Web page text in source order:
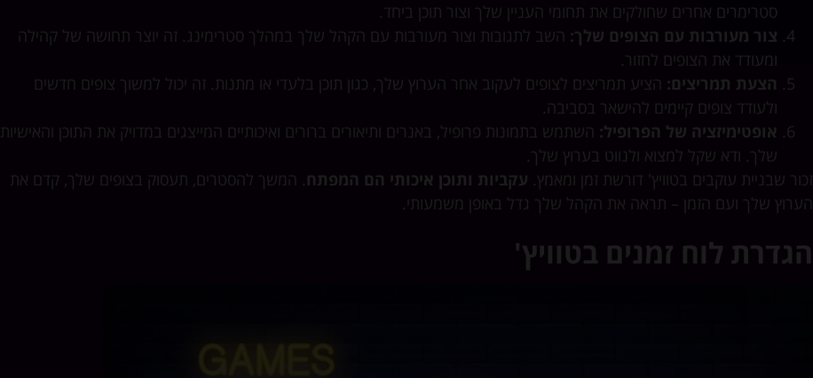
סטרימרים אחרים שחולקים את תחומי העניין שלך וצור תוכן ביחד.
צור מעורבות עם הצופים שלך: השב לתגובות וצור מעורבות עם הקהל שלך במהלך סטרימינג. זה יוצר תחושה של קהילה
ומעודד את הצופים לחזור.
הצעת תמריצים: הציע תמריצים לצופים לעקוב אחר הערוץ שלך, כגון תוכן בלעדי או מתנות. זה יכול למשוך צופים חדשים
ולעודד צופים קיימים להישאר בסביבה.
אופטימיזציה של הפרופיל: השתמש בתמונות פרופיל, באנרים ותיאורים ברורים ואיכותיים המייצגים במדויק את התוכן והאישיות
שלך. ודא שקל למצוא ולנווט בערוץ שלך.
זכור שבניית עוקבים בטוויץ' דורשת זמן ומאמץ. עקביות ותוכן איכותי הם המפתח. המשך להסטרים, תעסוק בצופים שלך, קדם את
הערוץ שלך ועם הזמן – תראה את הקהל שלך גדל באופן משמעותי.
הגדרת לוח זמנים בטוויץ'